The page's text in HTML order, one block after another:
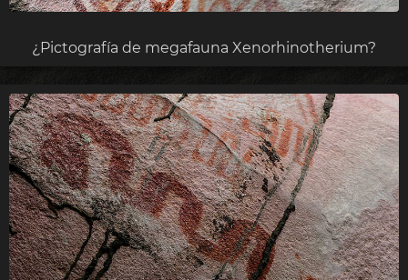
¿Pictografía de megafauna Xenorhinotherium?